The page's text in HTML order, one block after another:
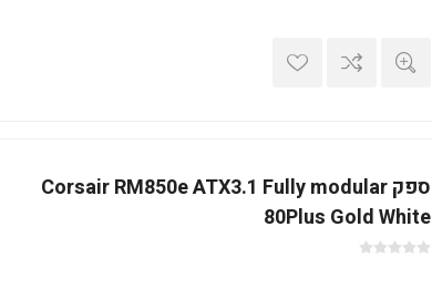
ספק Corsair RM850e ATX3.1 Fully modular
80Plus Gold White